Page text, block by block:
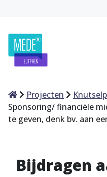
HomeProjecten
Sponsoring/ financiële
te geven, denk bv. aan
Bijdragen